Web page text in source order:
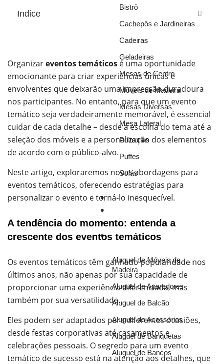
Bistrô
Cachepôs e Jardineiras
Cadeiras
Geladeiras
Mesas de Centro
Móveis de Madeira
Mesas Diversas
Mesa Lateral
Poltronas
Puffes
Sofás
Móveis
Octanorm
Soluções
Aluguel de Móveis de
Madeira
Aluguel de Aparadores
Aluguel de Balcão
Aluguel de Acessórios
Aluguel de Banquetas
Aluguel de Bancos
Indice
Organizareventos temáticos é uma oportunidade
emocionante para criar experiências únicas e
envolventes que deixarão uma impressão duradoura
nos participantes. No entanto, para que um evento
temático seja verdadeiramente memorável, é essencial
cuidar de cada detalhe – desde a escolha do tema até a
seleção dos móveis e a personalização dos elementos
de acordo com o público-alvo.
Neste artigo, exploraremos novas abordagens para
eventos temáticos, oferecendo estratégias para
personalizar o evento e torná-lo inesquecível.
A tendência do momento: entenda a
crescente dos eventos temáticos
Os eventos temáticos têm ganhado popularidade nos
últimos anos, não apenas por sua capacidade de
proporcionar uma experiência diferenciada, mas
também por sua versatilidade.
Eles podem ser adaptados para diferentes ocasiões,
desde festas corporativas até casamentos e
celebrações pessoais. O segredo para um evento
temático de sucesso está na atenção aos detalhes, que